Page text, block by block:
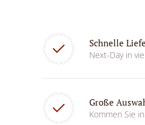
Schnelle
Next-Day in
Große
Kommen Sie